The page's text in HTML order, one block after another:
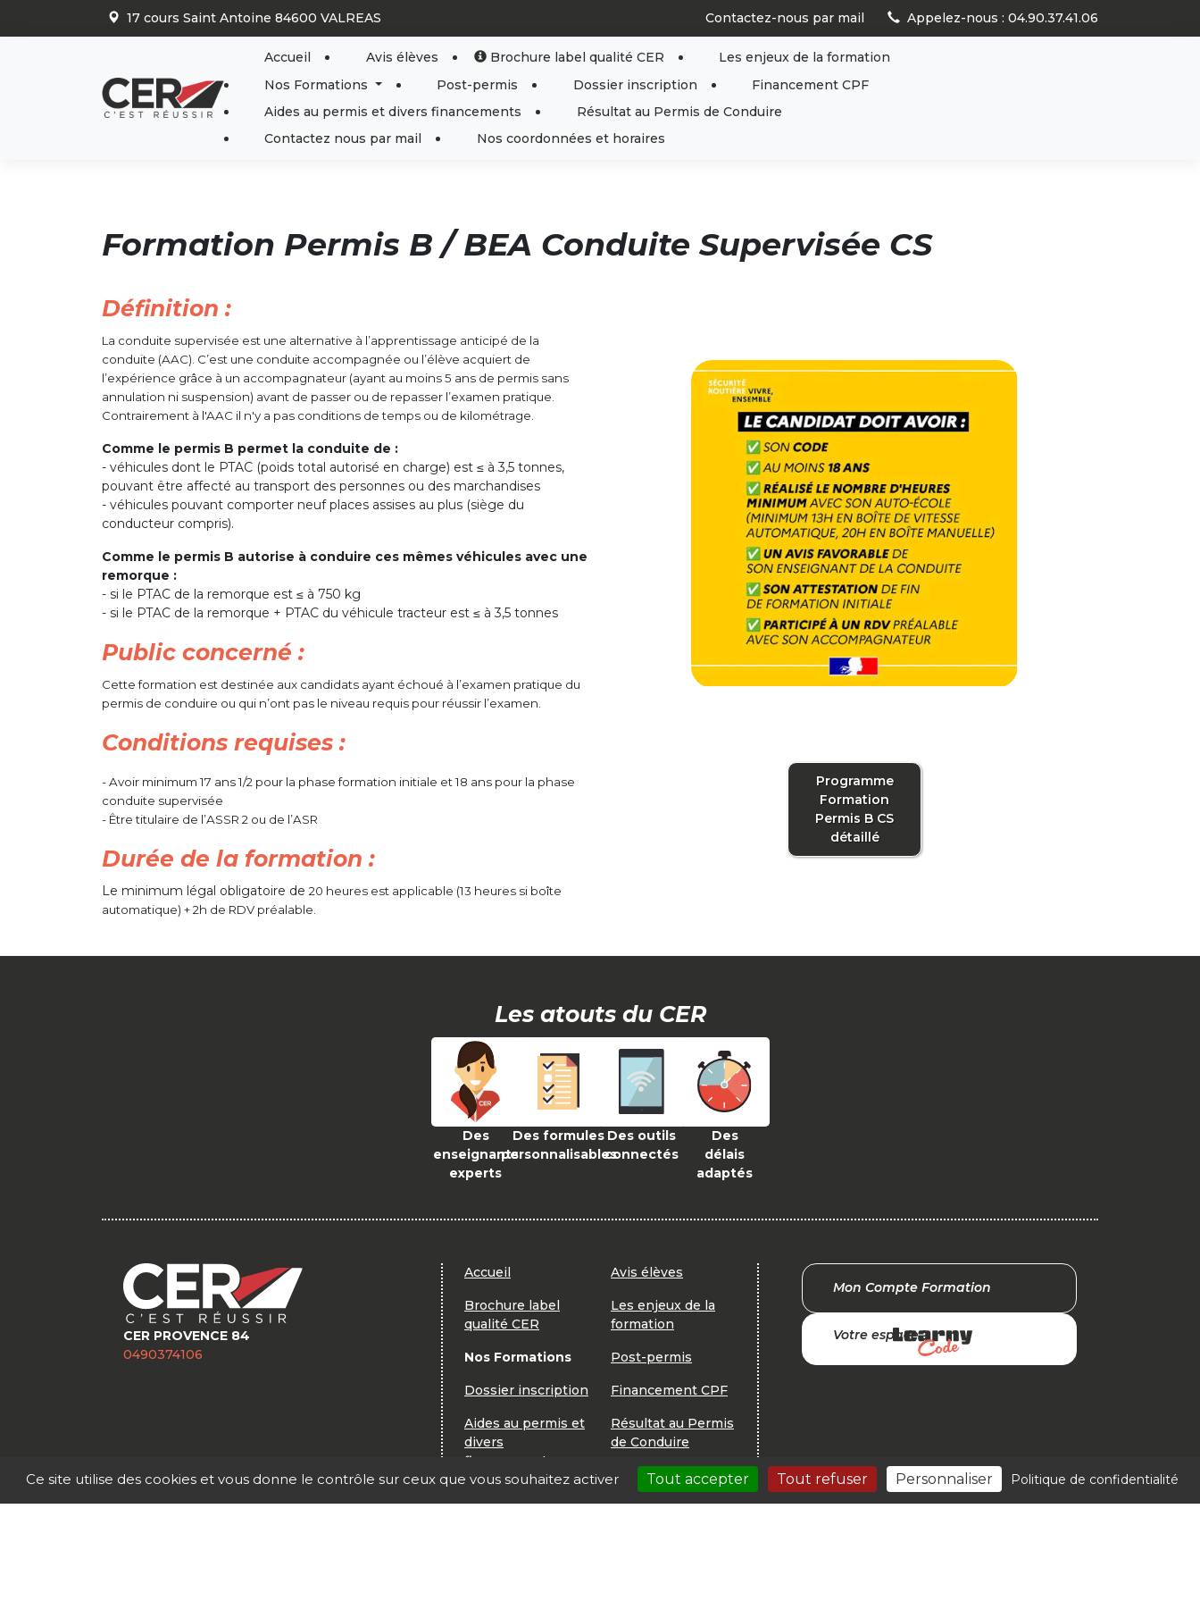
Panneau de gestion des cookies
Ce site utilise des cookies et vous donne le contrôle sur ceux que vous souhaitez activer Tout accepter Tout refuser Personnaliser Politique de confidentialité
17 cours Saint Antoine 84600 VALREAS Contactez-nous par mail Appelez-nous : 04.90.37.41.06
Accueil Avis élèves Brochure label qualité CER
Les enjeux de la formation
Nos Formations
Post-permis Dossier inscription
Financement CPF
Aides au permis et divers financements
Résultat au Permis de Conduire
Contactez nous par mail
Nos coordonnées et horaires
Formation Permis B / BEA Conduite Supervisée CS
Définition :
La conduite supervisée est une alternative à l’apprentissage anticipé de la
conduite (AAC). C’est une conduite accompagnée ou l’élève acquiert de
l’expérience grâce à un accompagnateur (ayant au moins 5 ans de permis sans
annulation ni suspension) avant de passer ou de repasser l’examen pratique.
Contrairement à l'AAC il n'y a pas conditions de temps ou de kilométrage.
Comme le permis B permet la conduite de :
- véhicules dont le PTAC (poids total autorisé en charge) est ≤ à 3,5 tonnes,
pouvant être affecté au transport des personnes ou des marchandises
- véhicules pouvant comporter neuf places assises au plus (siège du
conducteur compris).
Comme le permis B autorise à conduire ces mêmes véhicules avec une
remorque :
- si le PTAC de la remorque est ≤ à 750 kg
- si le PTAC de la remorque + PTAC du véhicule tracteur est ≤ à 3,5 tonnes
Public concerné :
Cette formation est destinée aux candidats ayant échoué à l’examen pratique du
permis de conduire ou qui n’ont pas le niveau requis pour réussir l’examen.
Conditions requises :
- Avoir minimum 17 ans 1/2 pour la phase formation initiale et 18 ans pour la phase
conduite supervisée
- Être titulaire de l’ASSR 2 ou de l’ASR
Durée de la formation :
Le minimum légal obligatoire de 20 heures est applicable (13 heures si boîte
automatique) + 2h de RDV préalable.
Programme
Formation
Permis B CS
détaillé
Les atouts du CER
Des
enseignants
experts
Des formules
personnalisables
Des outils
connectés
Des
délais
adaptés
CER PROVENCE 84
0490374106
Accueil Avis élèves
Brochure label
qualité CER
Les enjeux de la
formation
Nos Formations Post-permis
Dossier inscription Financement CPF
Aides au permis et
divers
financements
Résultat au Permis
de Conduire
Nos coordonnées
Mon Compte Formation
Votre espace